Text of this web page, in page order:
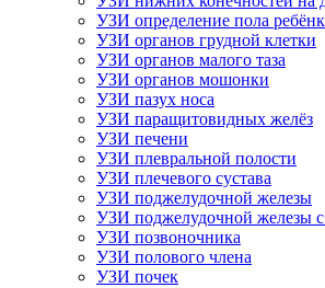
УЗИ определение пола
УЗИ органов грудной клетки
УЗИ органов малого таза
УЗИ органов мошонки
УЗИ пазух носа
УЗИ паращитовидных желёз
УЗИ печени
УЗИ плевральной полости
УЗИ плечевого сустава
УЗИ поджелудочной железы
УЗИ поджелудочной железы
УЗИ позвоночника
УЗИ полового члена
УЗИ почек